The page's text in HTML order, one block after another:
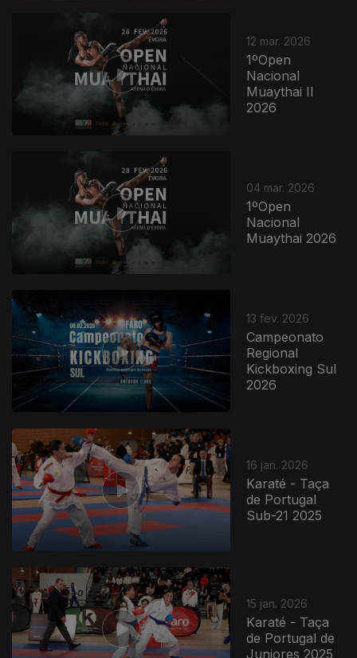
12 mar. 2026
1ºOpen
Nacional
Muaythai II
2026
04 mar. 2026
1ºOpen
Nacional
Muaythai 2026
13 fev. 2026
Campeonato
Regional
Kickboxing Sul
2026
16 jan. 2026
Karaté - Taça
de Portugal
Sub-21 2025
15 jan. 2026
Karaté - Taça
de Portugal de
Juniores 2025